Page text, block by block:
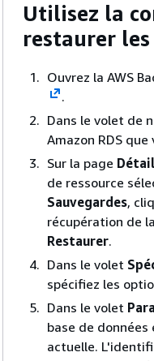
Utilisez la
restaurer
Ouvrez la AWS
.
Dans le volet de
Amazon RDS
Sur la page
de ressource
Sauvegardes,
récupération de
Restaurer.
Dans le volet
spécifiez les
Dans le volet
base de données
actuelle.